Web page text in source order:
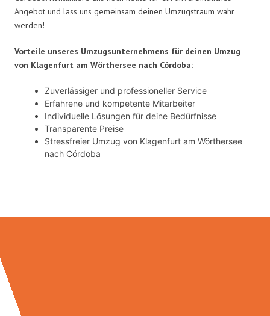
Angebot und lass uns gemeinsam deinen Umzugstraum wahr
werden!
Vorteile unseres Umzugsunternehmens für deinen Umzug
von Klagenfurt am Wörthersee nach Córdoba:
Zuverlässiger und professioneller Service
Erfahrene und kompetente Mitarbeiter
Individuelle Lösungen für deine Bedürfnisse
Transparente Preise
Stressfreier Umzug von Klagenfurt am Wörthersee
nach Córdoba